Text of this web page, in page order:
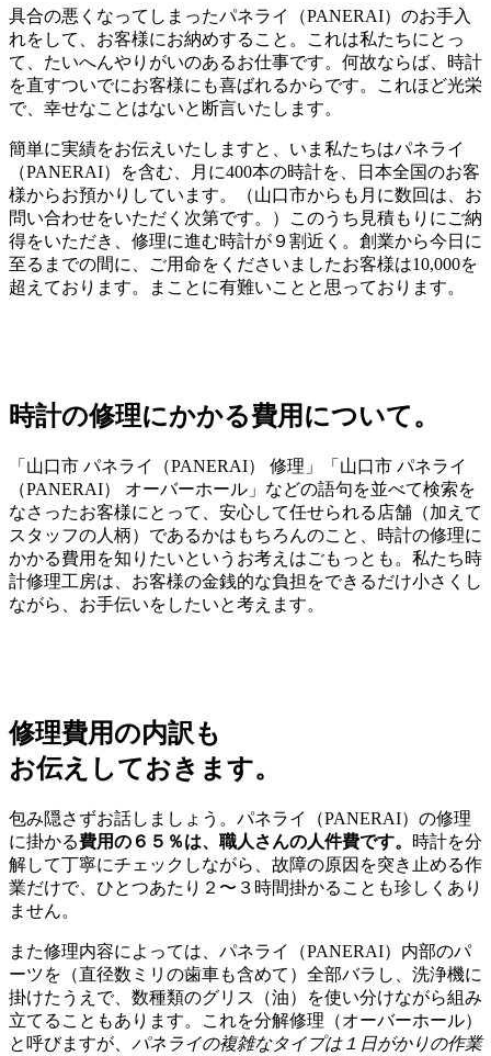
具合の悪くなってしまったパネライ（PANERAI）のお手入
れをして、お客様にお納めすること。これは私たちにとっ
て、たいへんやりがいのあるお仕事です。何故ならば、時計
を直すついでにお客様にも喜ばれるからです。これほど光栄
で、幸せなことはないと断言いたします。
簡単に実績をお伝えいたしますと、いま私たちはパネライ
（PANERAI）を含む、月に400本の時計を、日本全国のお客
様からお預かりしています。（山口市からも月に数回は、お
問い合わせをいただく次第です。）このうち見積もりにご納
得をいただき、修理に進む時計が９割近く。創業から今日に
至るまでの間に、ご用命をくださいましたお客様は10,000を
超えております。まことに有難いことと思っております。
時計の修理にかかる費用について。
「山口市 パネライ（PANERAI） 修理」「山口市 パネライ
（PANERAI） オーバーホール」などの語句を並べて検索を
なさったお客様にとって、安心して任せられる店舗（加えて
スタッフの人柄）であるかはもちろんのこと、時計の修理に
かかる費用を知りたいというお考えはごもっとも。私たち時
計修理工房は、お客様の金銭的な負担をできるだけ小さくし
ながら、お手伝いをしたいと考えます。
修理費用の内訳も
お伝えしておきます。
包み隠さずお話しましょう。パネライ（PANERAI）の修理
に掛かる費用の６５％は、職人さんの人件費です。 時計を分
解して丁寧にチェックしながら、故障の原因を突き止める作
業だけで、ひとつあたり２〜３時間掛かることも珍しくあり
ません。
また修理内容によっては、パネライ（PANERAI）内部のパ
ーツを（直径数ミリの歯車も含めて）全部バラし、洗浄機に
掛けたうえで、数種類のグリス（油）を使い分けながら組み
立てることもあります。これを分解修理（オーバーホール）
と呼びますが、 パネライの複雑なタイプは１日がかりの作業